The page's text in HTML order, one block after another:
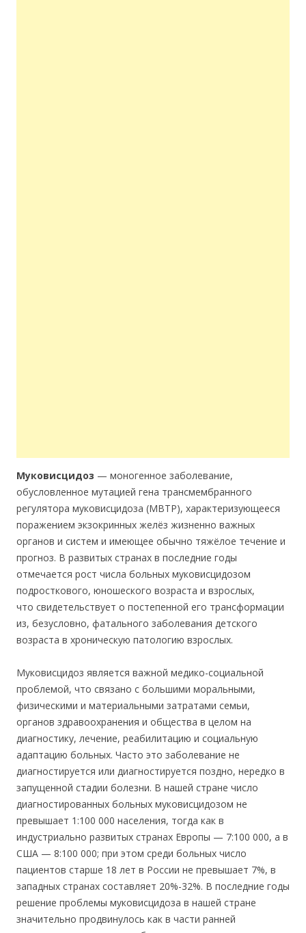
Муковисцидоз — моногенное заболевание,
обусловленное мутацией гена трансмембранного
регулятора муковисцидоза (МВТР), характеризующееся
поражением экзокринных желёз жизненно важных
органов и систем и имеющее обычно тяжёлое течение и
прогноз. В развитых странах в последние годы
отмечается рост числа больных муковисцидозом
подросткового, юношеского возраста и взрослых,
что свидетельствует о постепенной его трансформации
из, безусловно, фатального заболевания детского
возраста в хроническую патологию взрослых.
Муковисцидоз является важной медико-социальной
проблемой, что связано с большими моральными,
физическими и материальными затратами семьи,
органов здравоохранения и общества в целом на
диагностику, лечение, реабилитацию и социальную
адаптацию больных. Часто это заболевание не
диагностируется или диагностируется поздно, нередко в
запущенной стадии болезни. В нашей стране число
диагностированных больных муковисцидозом не
превышает 1:100 000 населения, тогда как в
индустриально развитых странах Европы — 7:100 000, а в
США — 8:100 000; при этом среди больных число
пациентов старше 18 лет в России не превышает 7%, в
западных странах составляет 20%-32%. В последние годы
решение проблемы муковисцидоза в нашей стране
значительно продвинулось как в части ранней